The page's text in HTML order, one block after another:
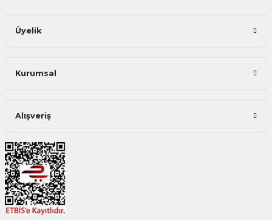
Üyelik
Kurumsal
Alışveriş